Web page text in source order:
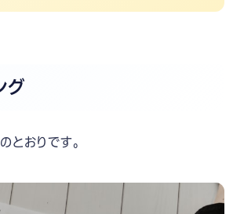
グ
とおりです。